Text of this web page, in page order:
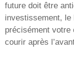
future doit être
investissement,
précisément votre
courir après